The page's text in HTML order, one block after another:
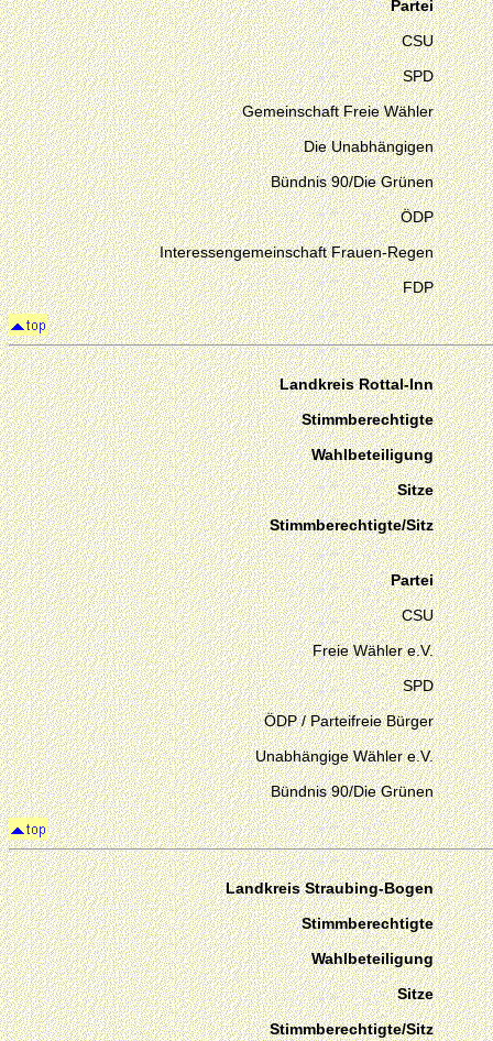
Partei
CSU
SPD
Gemeinschaft Freie Wähler
Die Unabhängigen
Bündnis 90/Die Grünen
ÖDP
Interessengemeinschaft Frauen-Regen
FDP
Landkreis Rottal-Inn
Stimmberechtigte
Wahlbeteiligung
Sitze
Stimmberechtigte/Sitz
Partei
CSU
Freie Wähler e.V.
SPD
ÖDP / Parteifreie Bürger
Unabhängige Wähler e.V.
Bündnis 90/Die Grünen
Landkreis Straubing-Bogen
Stimmberechtigte
Wahlbeteiligung
Sitze
Stimmberechtigte/Sitz